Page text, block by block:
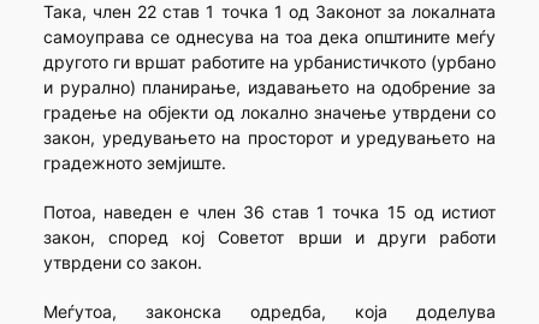
Така, член 22 став 1 точка 1 од Законот за локалната
самоуправа се однесува на тоа дека општините меѓу
другото ги вршат работите на урбанистичкото (урбано
и рурално) планирање, издавањето на одобрение за
градење на објекти од локално значење утврдени со
закон, уредувањето на просторот и уредувањето на
градежното земјиште.
Потоа, наведен е член 36 став 1 точка 15 од истиот
закон, според кој Советот врши и други работи
утврдени со закон.
Меѓутоа, законска одредба, која доделува